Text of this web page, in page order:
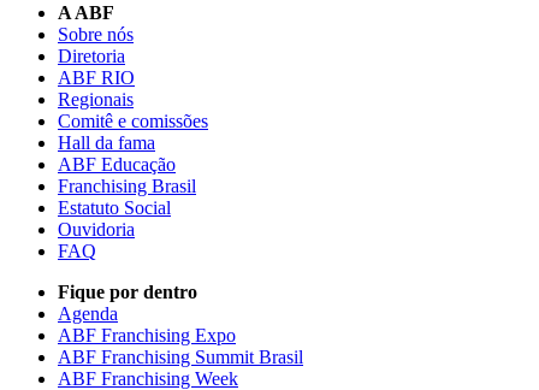
A ABF
Sobre nós
Diretoria
ABF RIO
Regionais
Comitê e comissões
Hall da fama
ABF Educação
Franchising Brasil
Estatuto Social
Ouvidoria
FAQ
Fique por dentro
Agenda
ABF Franchising Expo
ABF Franchising Summit Brasil
ABF Franchising Week